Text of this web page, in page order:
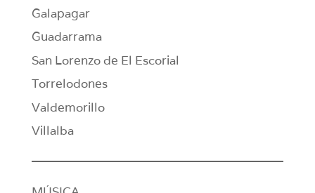
Galapagar
Guadarrama
San Lorenzo de El Escorial
Torrelodones
Valdemorillo
Villalba